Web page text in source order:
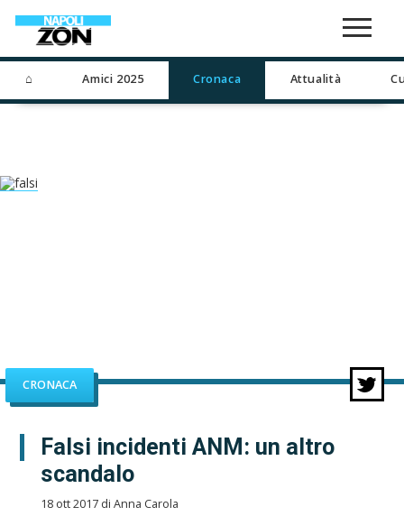
⌂ Amici 2025 Cronaca Attualità
CRONACA
Falsi incidenti ANM: un altro
scandalo
18 ott 2017 di Anna Carola